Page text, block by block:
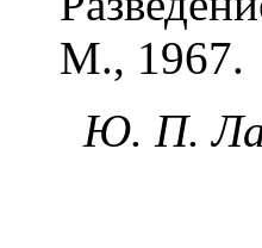
М., 1967.
Ю. П.